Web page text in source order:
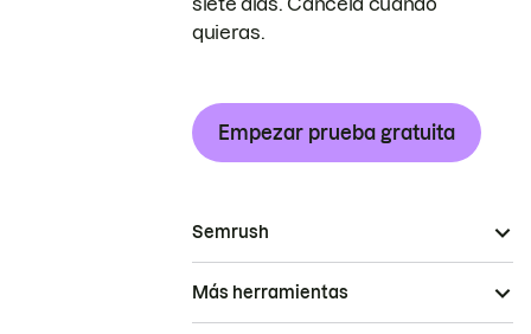
quieras.
Empezar prueba gratuita
Semrush
Más herramientas